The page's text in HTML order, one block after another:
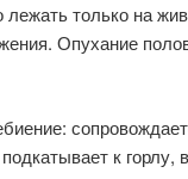
только на
Опухание
к горлу,